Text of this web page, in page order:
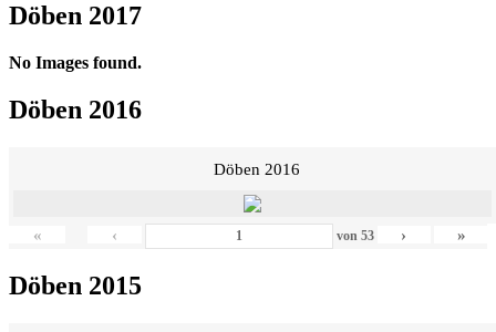
Döben 2017
No Images found.
Döben 2016
Döben 2016
« ‹ von 53 › »
Döben 2015